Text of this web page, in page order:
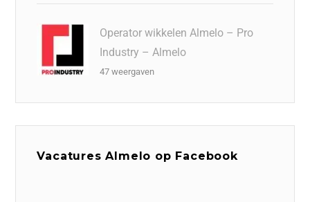
Operator wikkelen Almelo – Pro
Industry – Almelo
47 weergaven
Vacatures Almelo op Facebook